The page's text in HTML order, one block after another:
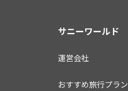
サニーワールド
運営会社
おすすめ旅行プラン